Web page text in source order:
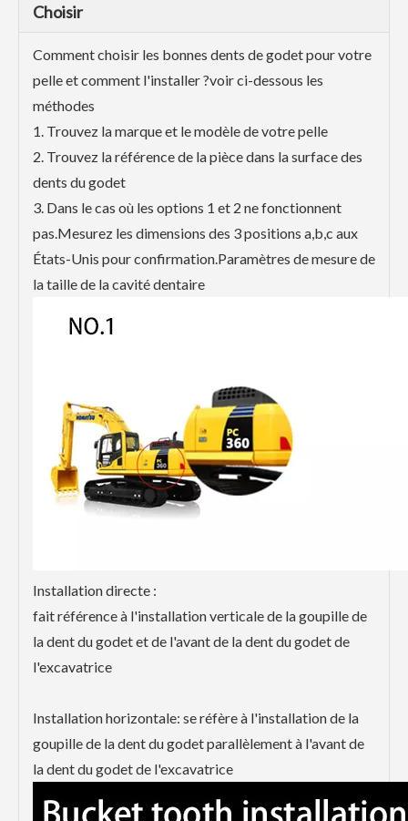
Choisir
Comment choisir les bonnes dents de godet pour votre
pelle et comment l'installer ?voir ci-dessous les
méthodes
1. Trouvez la marque et le modèle de votre pelle
2. Trouvez la référence de la pièce dans la surface des
dents du godet
3. Dans le cas où les options 1 et 2 ne fonctionnent
pas.Mesurez les dimensions des 3 positions a,b,c aux
États-Unis pour confirmation.Paramètres de mesure de
la taille de la cavité dentaire
Installation directe :
fait référence à l'installation verticale de la goupille de
la dent du godet et de l'avant de la dent du godet de
l'excavatrice
Installation horizontale: se réfère à l'installation de la
goupille de la dent du godet parallèlement à l'avant de
la dent du godet de l'excavatrice